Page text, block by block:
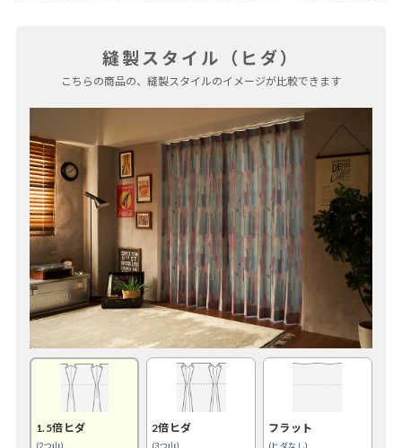
縫製スタイル（ヒダ）
こちらの商品の、縫製スタイルのイメージが比較できます
1.5倍ヒダ
(2つ山)
2倍ヒダ
(3つ山)
フラット
(ヒダなし)